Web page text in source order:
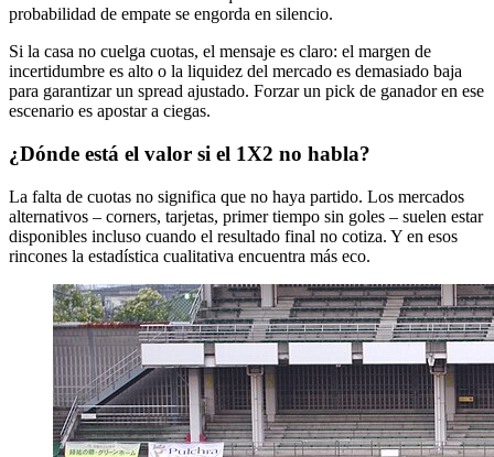
probabilidad de empate se engorda en silencio.
Si la casa no cuelga cuotas, el mensaje es claro: el margen de
incertidumbre es alto o la liquidez del mercado es demasiado baja
para garantizar un spread ajustado. Forzar un pick de ganador en ese
escenario es apostar a ciegas.
¿Dónde está el valor si el 1X2 no habla?
La falta de cuotas no significa que no haya partido. Los mercados
alternativos – corners, tarjetas, primer tiempo sin goles – suelen estar
disponibles incluso cuando el resultado final no cotiza. Y en esos
rincones la estadística cualitativa encuentra más eco.